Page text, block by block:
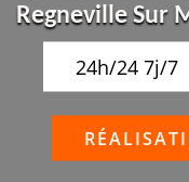
Regneville Sur
24h/24 7j/7